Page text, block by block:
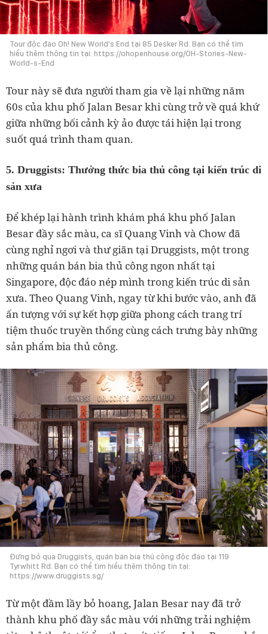
Tour độc đáo Oh! New World's End tại 85 Desker Rd. Bạn có thể tìm
hiểu thêm thông tin tại: https://ohopenhouse.org/OH-Stories-New-
World-s-End
Tour này sẽ đưa người tham gia về lại những năm
60s của khu phố Jalan Besar khi cùng trở về quá khứ
giữa những bối cảnh kỳ ảo được tái hiện lại trong
suốt quá trình tham quan.
5. Druggists: Thưởng thức bia thủ công tại kiến trúc di
sản xưa
Để khép lại hành trình khám phá khu phố Jalan
Besar đầy sắc màu, ca sĩ Quang Vinh và Chow đã
cùng nghỉ ngơi và thư giãn tại Druggists, một trong
những quán bán bia thủ công ngon nhất tại
Singapore, độc đáo nép mình trong kiến trúc di sản
xưa. Theo Quang Vinh, ngay từ khi bước vào, anh đã
ấn tượng với sự kết hợp giữa phong cách trang trí
tiệm thuốc truyền thống cùng cách trưng bày những
sản phẩm bia thủ công.
Đừng bỏ qua Druggists, quán bán bia thủ công độc đáo tại 119
Tyrwhitt Rd. Bạn có thể tìm hiểu thêm thông tin tại:
https://www.druggists.sg/
Từ một đầm lầy bỏ hoang, Jalan Besar nay đã trở
thành khu phố đầy sắc màu với những trải nghiệm